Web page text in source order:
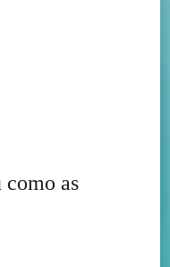
as